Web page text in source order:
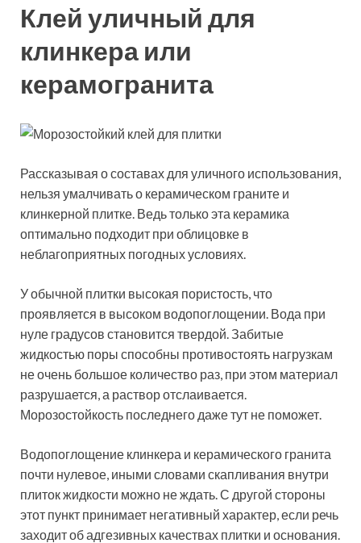
Клей уличный для
клинкера или
керамогранита
Рассказывая о составах для уличного использования,
нельзя умалчивать о керамическом граните и
клинкерной плитке. Ведь только эта керамика
оптимально подходит при облицовке в
неблагоприятных погодных условиях.
У обычной плитки высокая пористость, что
проявляется в высоком водопоглощении. Вода при
нуле градусов становится твердой. Забитые
жидкостью поры способны противостоять нагрузкам
не очень большое количество раз, при этом материал
разрушается, а раствор отслаивается.
Морозостойкость последнего даже тут не поможет.
Водопоглощение клинкера и керамического гранита
почти нулевое, иными словами скапливания внутри
плиток жидкости можно не ждать. С другой стороны
этот пункт принимает негативный характер, если речь
заходит об адгезивных качествах плитки и основания.